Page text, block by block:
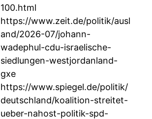
100.html
https://www.zeit.de/politik/ausl
and/2026-07/johann-
wadephul-cdu-israelische-
siedlungen-westjordanland-
gxe
https://www.spiegel.de/politik/
deutschland/koalition-streitet-
ueber-nahost-politik-spd-